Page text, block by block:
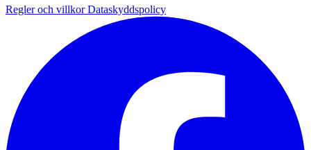
Regler och villkorDataskyddspolicy